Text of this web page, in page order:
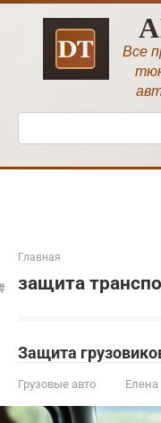
Перейти
Все
Поиск:
Главная
защита
Защита
Грузовые авто Елена